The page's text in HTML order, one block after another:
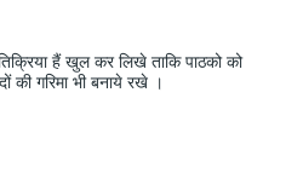
हैं खुल कर लिखे ताकि पाठको को
गरिमा भी बनाये रखे ।